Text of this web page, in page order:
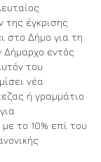
της έγκρισης
στο Δήμο για τη
Δήμαρχο εντός
του
νέα
ή γραμμάτιο
το 10% επί του